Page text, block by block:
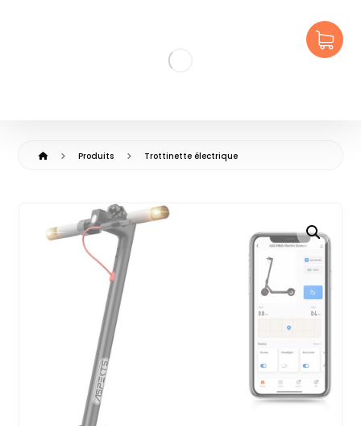
Produits Trottinette électrique
🔍